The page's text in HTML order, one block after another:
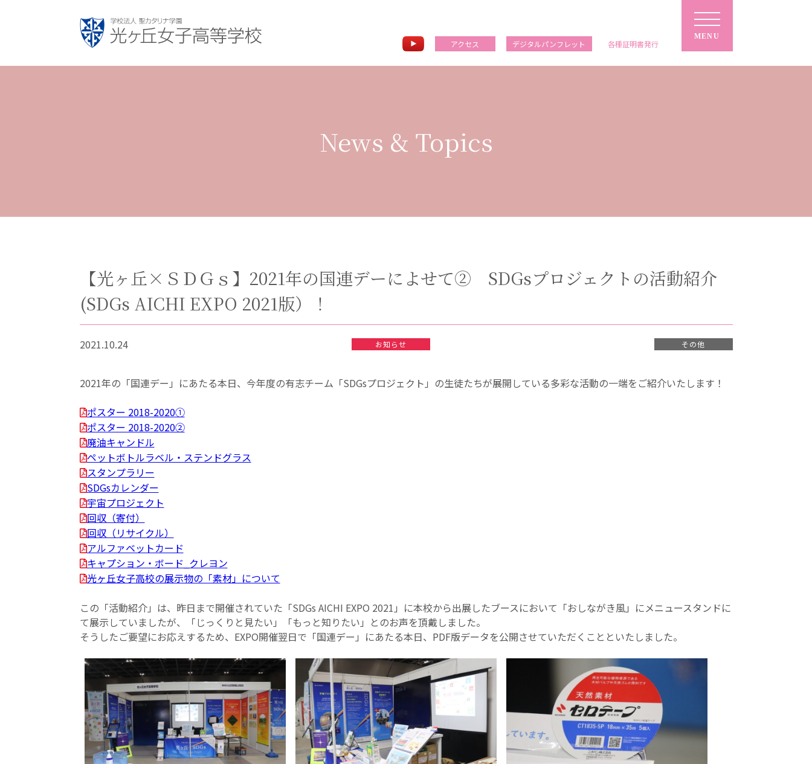
アクセス デジタルパンフレット 各種証明書発行
MENU
News & Topics
【光ヶ丘×ＳＤＧｓ】2021年の国連デーによせて② SDGsプロジェクトの活動紹介
(SDGs AICHI EXPO 2021版）！
2021.10.24 お知らせ その他
2021年の「国連デー」にあたる本日、今年度の有志チーム「SDGsプロジェクト」の生徒たちが展開している多彩な活動の一端をご紹介いたします！
ポスター 2018-2020①
ポスター 2018-2020②
廃油キャンドル
ペットボトルラベル・ステンドグラス
スタンプラリー
SDGsカレンダー
宇宙プロジェクト
回収（寄付）
回収（リサイクル）
アルファベットカード
キャプション・ボード_クレヨン
光ヶ丘女子高校の展示物の「素材」について
この「活動紹介」は、昨日まで開催されていた「SDGs AICHI EXPO 2021」に本校から出展したブースにおいて「おしながき風」にメニュースタンドに
て展示していましたが、「じっくりと見たい」「もっと知りたい」とのお声を頂戴しました。
そうしたご要望にお応えするため、EXPO開催翌日で「国連デー」にあたる本日、PDF版データを公開させていただくことといたしました。